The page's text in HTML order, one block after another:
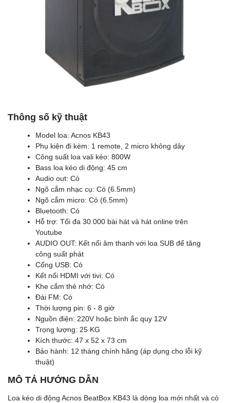
Thông số kỹ thuật
Model loa: Acnos KB43
Phụ kiện đi kèm: 1 remote, 2 micro không dây
Công suất loa vali kéo: 800W
Bass loa kéo di động: 45 cm
Audio out: Có
Ngõ cắm nhạc cụ: Có (6.5mm)
Ngõ cắm micro: Có (6.5mm)
Bluetooth: Có
Hỗ trợ: Tối đa 30.000 bài hát và hát online trên
Youtube
AUDIO OUT: Kết nối âm thanh với loa SUB để tăng
công suất phát
Cổng USB: Có
Kết nối HDMI với tivi: Có
Khe cắm thẻ nhớ: Có
Đài FM: Có
Thời lượng pin: 6 - 8 giờ
Nguồn điện: 220V hoặc bình ắc quy 12V
Trọng lượng: 25 KG
Kích thước: 47 x 52 x 73 cm
Bảo hành: 12 tháng chính hãng (áp dụng cho lỗi kỹ
thuật)
MÔ TẢ HƯỚNG DẪN
Loa kéo di động Acnos BeatBox KB43 là dòng loa mới nhất và có